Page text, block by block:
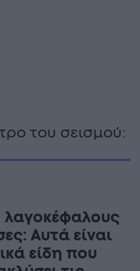
του σεισμού:
λαγοκέφαλους
Aυτά είναι
είδη που